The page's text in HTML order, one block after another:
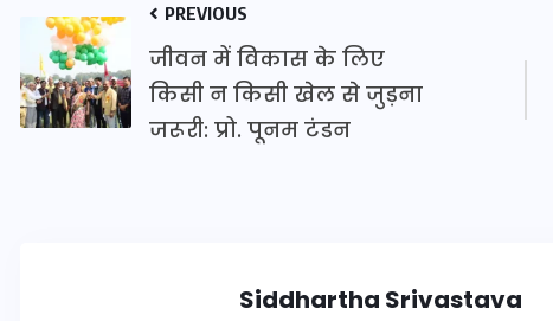
PREVIOUS
जीवन में विकास के लिए
किसी न किसी खेल से जुड़ना
जरूरी: प्रो. पूनम टंडन
Siddhartha Srivastava
मन के हारे हार है!